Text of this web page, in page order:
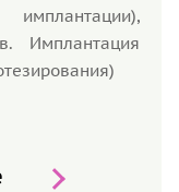
Имплантация